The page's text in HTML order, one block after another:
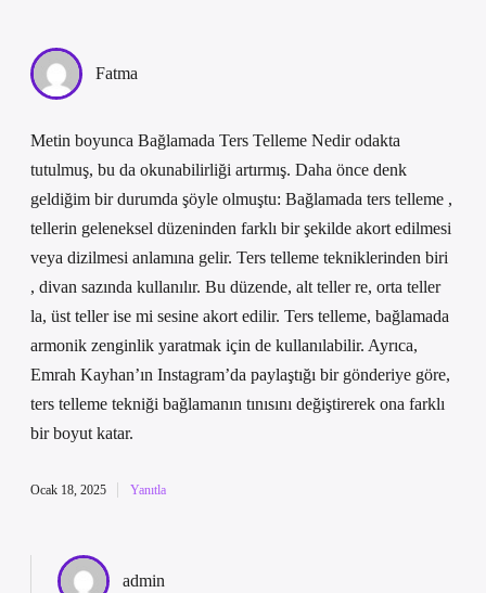
Fatma
Metin boyunca Bağlamada Ters Telleme Nedir odakta
tutulmuş, bu da okunabilirliği artırmış. Daha önce denk
geldiğim bir durumda şöyle olmuştu: Bağlamada ters telleme ,
tellerin geleneksel düzeninden farklı bir şekilde akort edilmesi
veya dizilmesi anlamına gelir. Ters telleme tekniklerinden biri
, divan sazında kullanılır. Bu düzende, alt teller re, orta teller
la, üst teller ise mi sesine akort edilir. Ters telleme, bağlamada
armonik zenginlik yaratmak için de kullanılabilir. Ayrıca,
Emrah Kayhan’ın Instagram’da paylaştığı bir gönderiye göre,
ters telleme tekniği bağlamanın tınısını değiştirerek ona farklı
bir boyut katar.
Ocak 18, 2025 Yanıtla
admin